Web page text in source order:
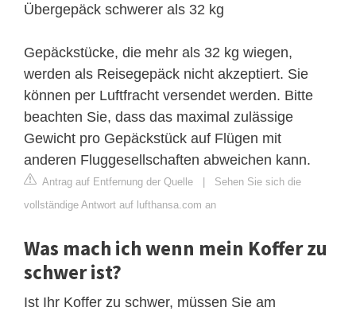
Übergepäck schwerer als 32 kg
Gepäckstücke, die mehr als 32 kg wiegen,
werden als Reisegepäck nicht akzeptiert. Sie
können per Luftfracht versendet werden. Bitte
beachten Sie, dass das maximal zulässige
Gewicht pro Gepäckstück auf Flügen mit
anderen Fluggesellschaften abweichen kann.
Antrag auf Entfernung der Quelle | Sehen Sie sich die
vollständige Antwort auf lufthansa.com an
Was mach ich wenn mein Koffer zu
schwer ist?
Ist Ihr Koffer zu schwer, müssen Sie am